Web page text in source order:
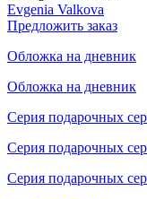
Evgenia Valkova
Предложить заказ
Обложка на дневник
Обложка на дневник
Серия подарочных
Серия подарочных
Серия подарочных